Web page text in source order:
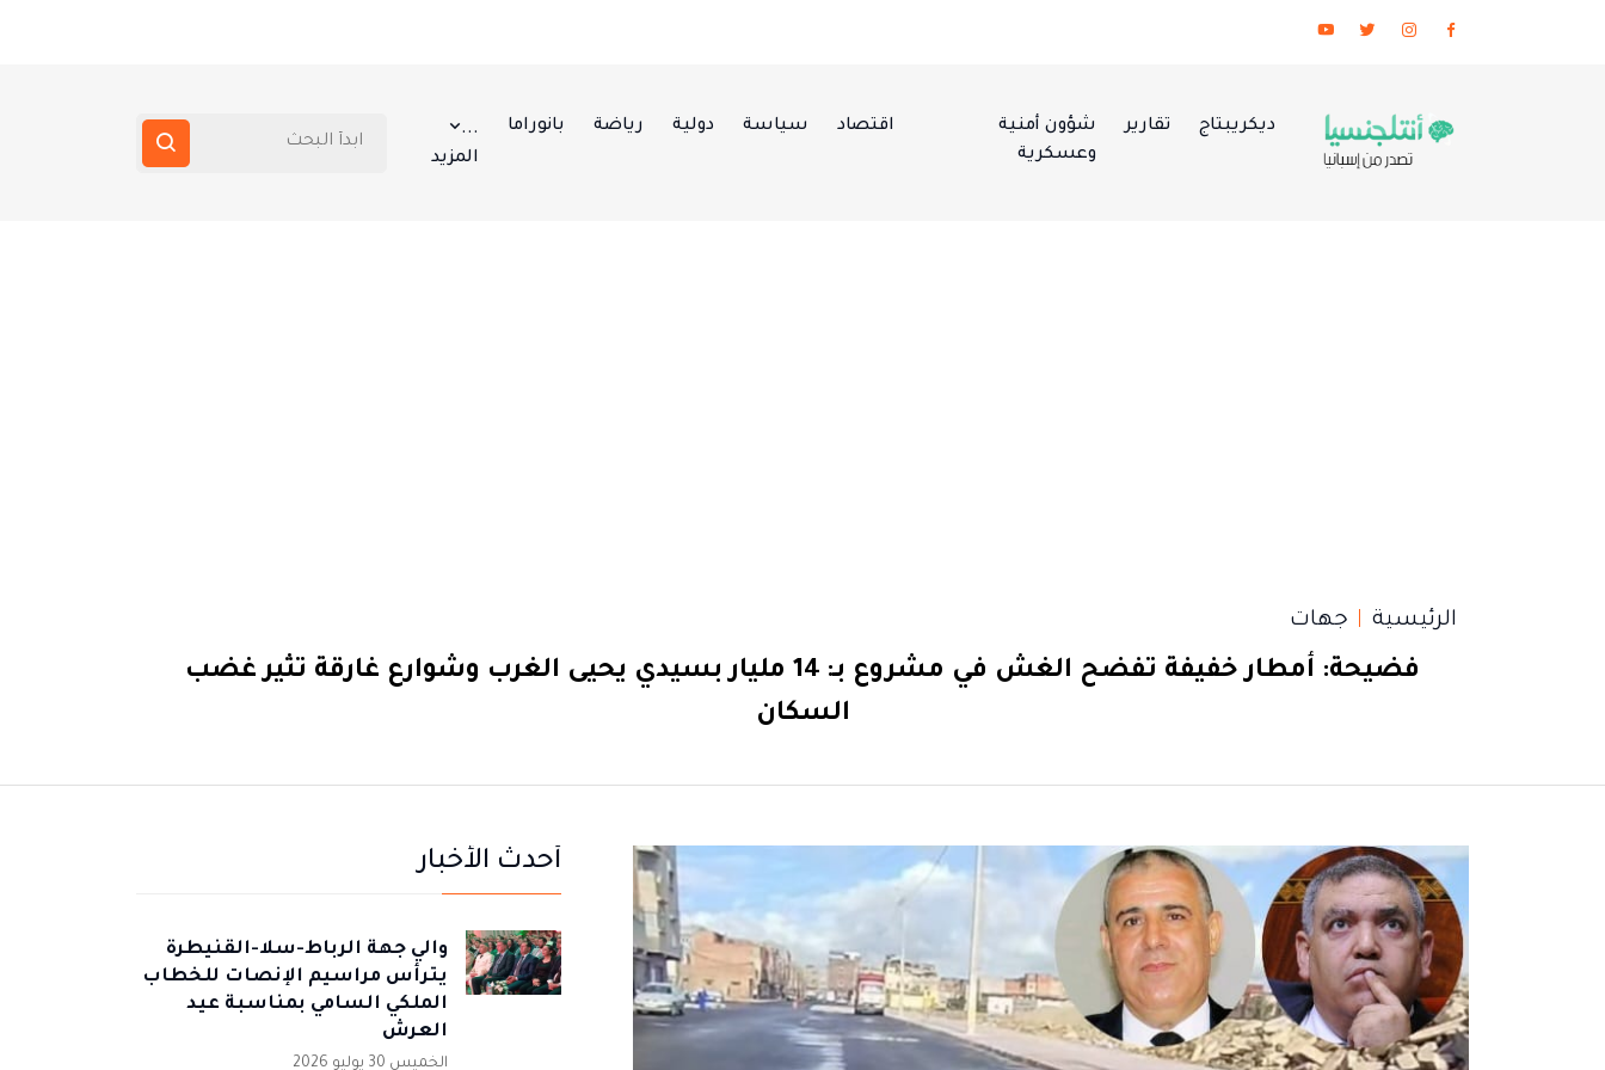
ديكريبتاج تقارير
شؤون أمنية
وعسكرية
اقتصاد سياسة دولية رياضة بانوراما
...
المزيد
الرئيسية جهات
فضيحة: أمطار خفيفة تفضح الغش في مشروع بـ: 14 مليار بسيدي يحيى الغرب وشوارع غارقة تثير غضب
السكان
أحدث الأخبار
والي جهة الرباط-سلا-القنيطرة
يترأس مراسيم الإنصات للخطاب
الملكي السامي بمناسبة عيد
العرش
الخميس 30 يوليو 2026